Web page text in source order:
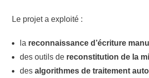
Le projet a exploité :
la reconnaissance d’écriture
des outils de reconstitution de la
des algorithmes de traitement